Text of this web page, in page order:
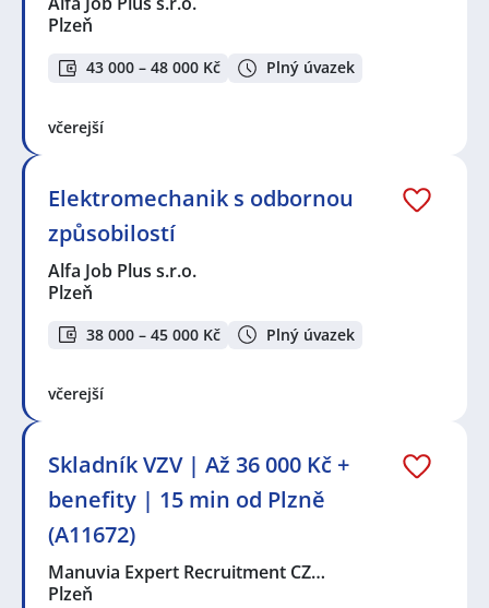
Plzeň
43 000 – 48 000 Kč Plný úvazek
včerejší
Elektromechanik s odbornou
způsobilostí
Alfa Job Plus s.r.o.
Plzeň
38 000 – 45 000 Kč Plný úvazek
včerejší
Skladník VZV | Až 36 000 Kč +
benefity | 15 min od Plzně
(A11672)
Manuvia Expert Recruitment CZ…
Plzeň